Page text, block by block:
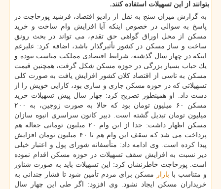
بتوانند از این تسهیلات استفاده كنند.
به گزارش میزان سنج به نقل از رادیو اقتصاد، فرشید پورحاجت در
پاسخ به سوالی در خصوص اینكه آیا افزایش وام ساخت و خرید
مسكن از محل اوراق گواهی حق تقدم، می تواند در بحث رونق
ساخت و ساز مسكن در كشور تأثیرگذار باشد، اضافه كرد: علیرغم
اینكه در چهار سال گذشته، شرایط اقتصادی مملكت مناسب نبوده و
یك حباب بسیار بزرگی در حوزه مسكن شكل گرفت، همچنین قیمت
مسكن به تاسی از اقتصاد كلان كشور افزایش یافت به صورت كلی
تسهیلاتی كه در حوزه مسكن جاری و ساری بود، كارایی خویش را از
دست داد. او همینطور تصریح كرد: چهار سال پیش تسهیلات خرید
مسكن ۶۰ میلیون تومان بود كه حالا به صورت زوجین، به ۲۰۰
میلیون تومان تبدیل گشته است. دبیر كانون سراسری انبوه سازان
مسكن اظهار داشت: جدا از این وام ۲۰ میلیون تومانی جعاله هم
پرداخت می شد كه سقف این وام هم تا ۴۰ میلیون تومان افزایش
پیدا كرده است. وی ادامه داد: متأسفانه شورای پول و اعتبار خیلی
دیر نسبت به افزایش سقف تسهیلات در حوزه مسكن اقدام نموده
است. پورحاجت خاطرنشان كرد: این تسهیلات باید به صورت شناور
و متناسب با بازار
مسكن برای مردم تأمین شود تا فشار چندانی به
خریداران مسكن ایجاد نشود. وی افزود: اگر طی این چهار سال